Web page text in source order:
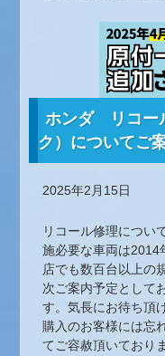
ホンダ リコ
ク）についてご
2025年2月15日
リコール修理につい
施必要な車両は2014
店でも数百台以上の
次ご案内予定として
す。気長にお待ち頂
購入のお客様には忘
てご容赦頂いており